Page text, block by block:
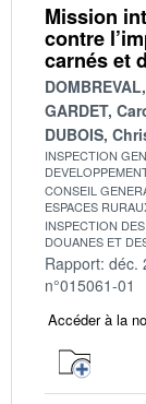
Mission
contre
carnés et
GARDET,
DUBOIS,
INSPECTION
CONSEIL
ESPACES
INSPECTION
DOUANES ET
Rapport: déc.
n°015061-01
Accéder à la